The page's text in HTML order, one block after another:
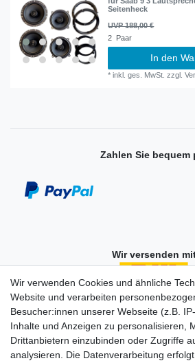
Seitenheck
UVP 188,00 €
2 Paar
In den
*inkl. ges. MwSt. zzgl.
Zahlen Sie bequem
Wir versenden
Einkaufen
Zahlungsarten
Versandarten & -kosten
Wir verwenden Cookies und ähnliche
Website und verarbeiten
Besucher:innen unserer Webseite (z.B.
Inhalte und Anzeigen zu personalisieren,
Drittanbietern einzubinden oder Zugriffe
analysieren. Die Datenverarbeitung